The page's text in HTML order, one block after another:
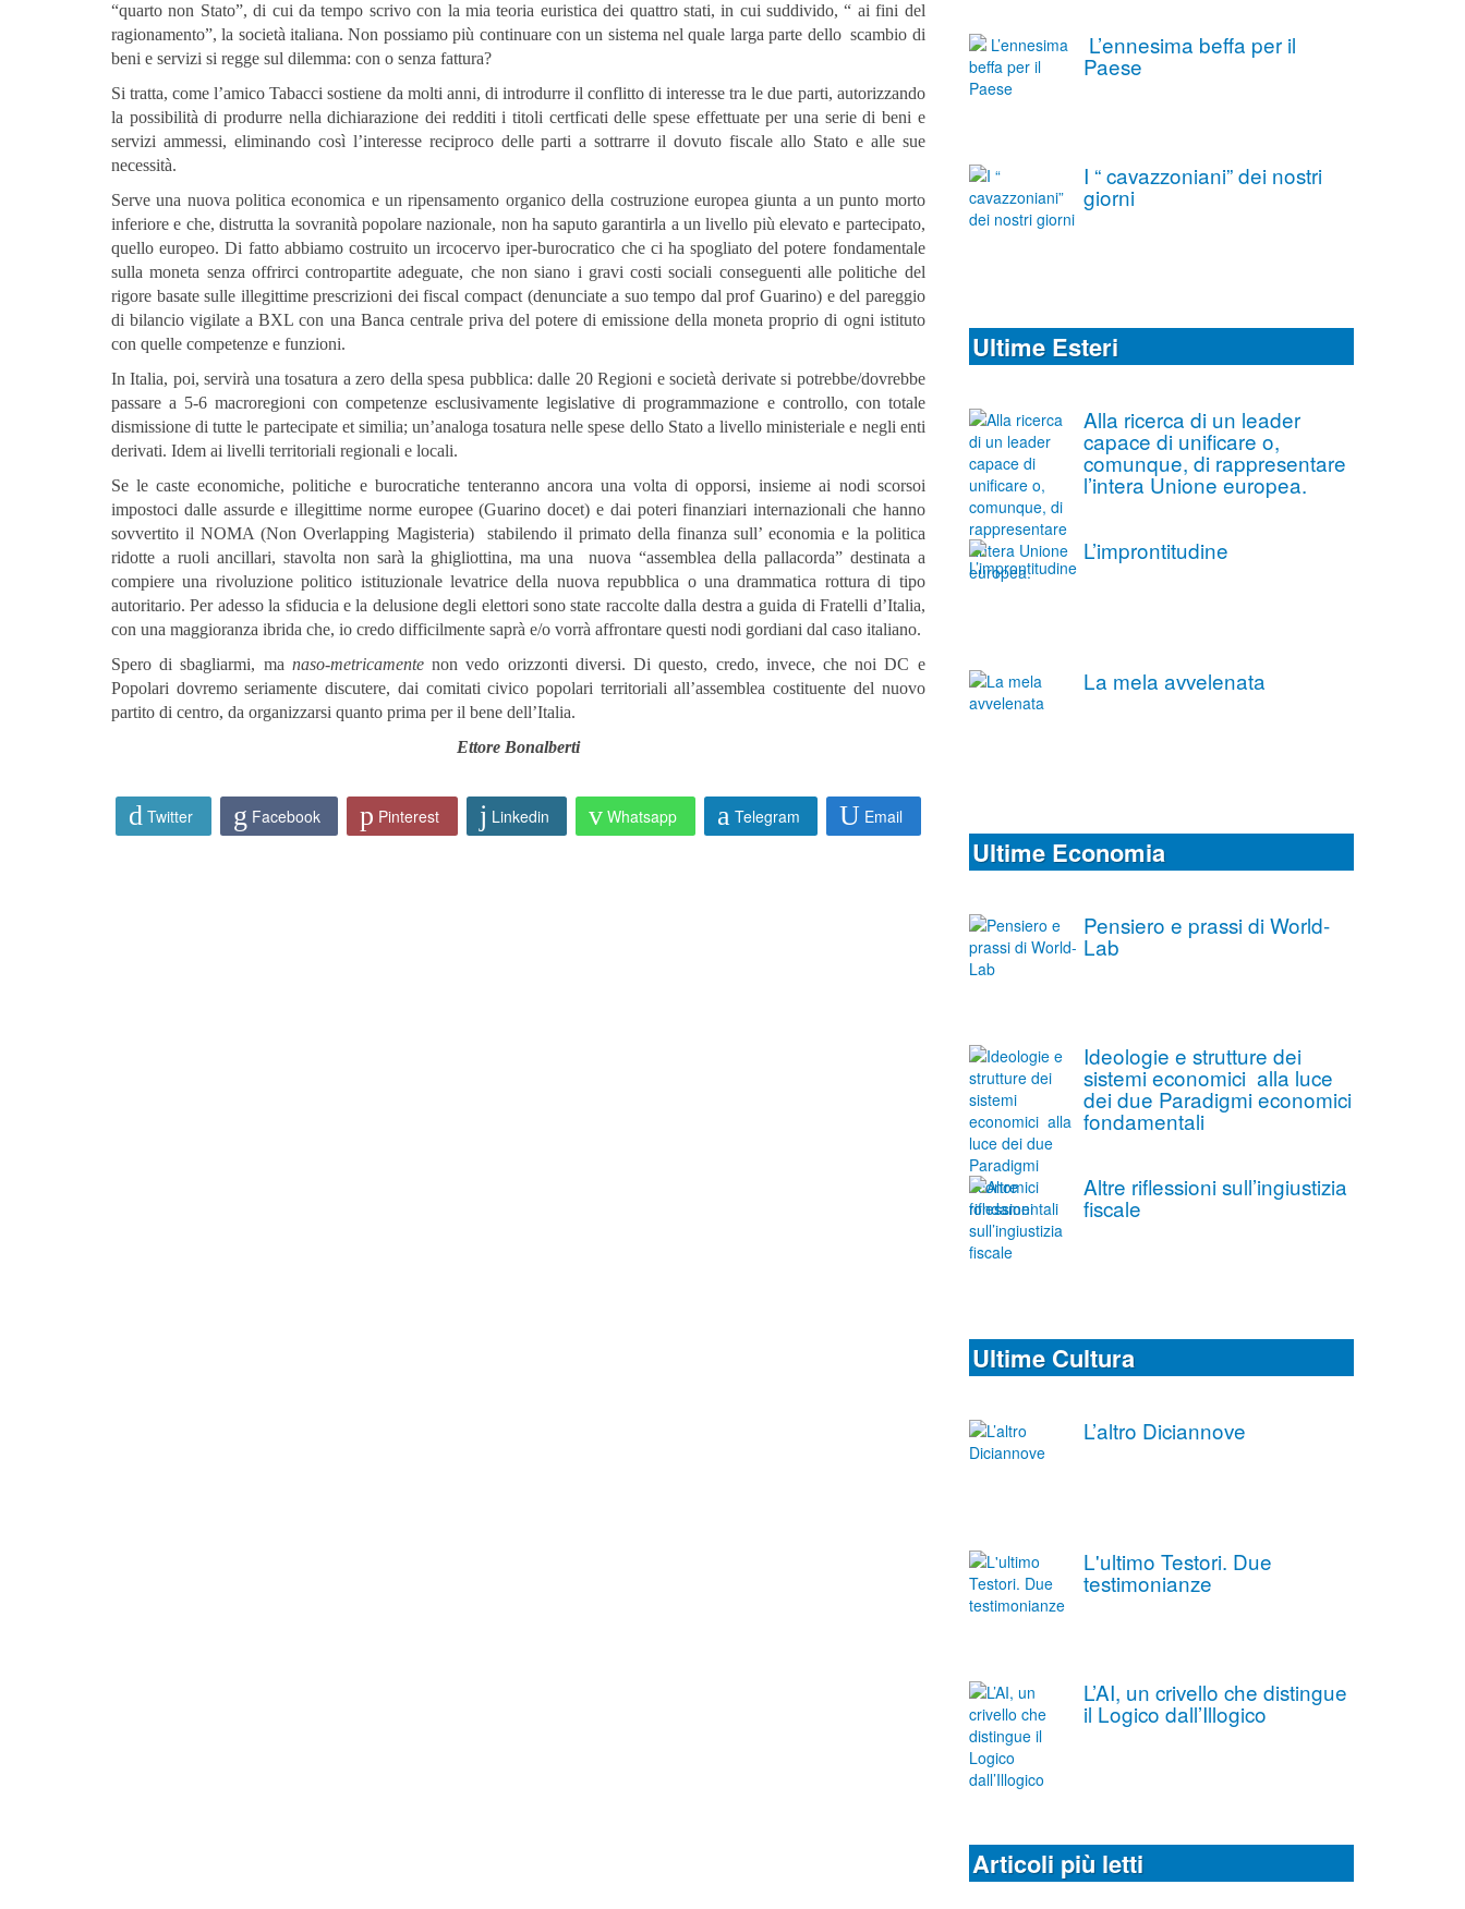
“quarto non Stato”, di cui da tempo scrivo con la mia teoria euristica dei quattro stati, in cui suddivido, “ ai fini del
ragionamento”, la società italiana. Non possiamo più continuare con un sistema nel quale larga parte dello scambio di
beni e servizi si regge sul dilemma: con o senza fattura?
Si tratta, come l’amico Tabacci sostiene da molti anni, di introdurre il conflitto di interesse tra le due parti, autorizzando
la possibilità di produrre nella dichiarazione dei redditi i titoli certficati delle spese effettuate per una serie di beni e
servizi ammessi, eliminando così l’interesse reciproco delle parti a sottrarre il dovuto fiscale allo Stato e alle sue
necessità.
Serve una nuova politica economica e un ripensamento organico della costruzione europea giunta a un punto morto
inferiore e che, distrutta la sovranità popolare nazionale, non ha saputo garantirla a un livello più elevato e partecipato,
quello europeo. Di fatto abbiamo costruito un ircocervo iper-burocratico che ci ha spogliato del potere fondamentale
sulla moneta senza offrirci contropartite adeguate, che non siano i gravi costi sociali conseguenti alle politiche del
rigore basate sulle illegittime prescrizioni dei fiscal compact (denunciate a suo tempo dal prof Guarino) e del pareggio
di bilancio vigilate a BXL con una Banca centrale priva del potere di emissione della moneta proprio di ogni istituto
con quelle competenze e funzioni.
In Italia, poi, servirà una tosatura a zero della spesa pubblica: dalle 20 Regioni e società derivate si potrebbe/dovrebbe
passare a 5-6 macroregioni con competenze esclusivamente legislative di programmazione e controllo, con totale
dismissione di tutte le partecipate et similia; un’analoga tosatura nelle spese dello Stato a livello ministeriale e negli enti
derivati. Idem ai livelli territoriali regionali e locali.
Se le caste economiche, politiche e burocratiche tenteranno ancora una volta di opporsi, insieme ai nodi scorsoi
impostoci dalle assurde e illegittime norme europee (Guarino docet) e dai poteri finanziari internazionali che hanno
sovvertito il NOMA (Non Overlapping Magisteria) stabilendo il primato della finanza sull’ economia e la politica
ridotte a ruoli ancillari, stavolta non sarà la ghigliottina, ma una nuova “assemblea della pallacorda” destinata a
compiere una rivoluzione politico istituzionale levatrice della nuova repubblica o una drammatica rottura di tipo
autoritario. Per adesso la sfiducia e la delusione degli elettori sono state raccolte dalla destra a guida di Fratelli d’Italia,
con una maggioranza ibrida che, io credo difficilmente saprà e/o vorrà affrontare questi nodi gordiani dal caso italiano.
Spero di sbagliarmi, ma naso-metricamentenon vedo orizzonti diversi. Di questo, credo, invece, che noi DC e
Popolari dovremo seriamente discutere, dai comitati civico popolari territoriali all’assemblea costituente del nuovo
partito di centro, da organizzarsi quanto prima per il bene dell’Italia.
Ettore Bonalberti
Twitter Facebook Pinterest Linkedin Whatsapp Telegram Email
L’ennesima beffa per il
Paese
I “ cavazzoniani” dei nostri
giorni
Ultime Esteri
Alla ricerca di un leader
capace di unificare o,
comunque, di rappresentare
l’intera Unione europea.
L’improntitudine
La mela avvelenata
Ultime Economia
Pensiero e prassi di World-
Lab
Ideologie e strutture dei
sistemi economici alla luce
dei due Paradigmi economici
fondamentali
Altre riflessioni sull’ingiustizia
fiscale
Ultime Cultura
L’altro Diciannove
L'ultimo Testori. Due
testimonianze
L’AI, un crivello che distingue
il Logico dall’Illogico
Articoli più letti